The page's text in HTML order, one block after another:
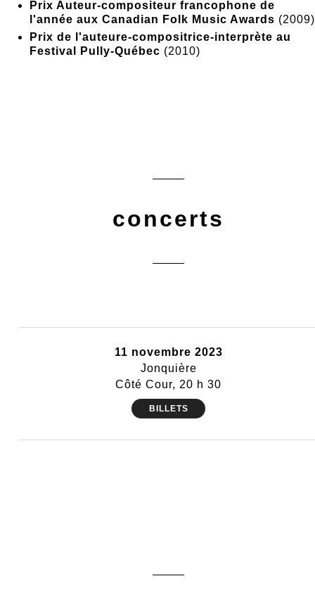
Prix Auteur-compositeur francophone de
l'année aux Canadian Folk Music Awards (2009)
Prix de l'auteure-compositrice-interprète au
Festival Pully-Québec (2010)
concerts
11 novembre 2023
Jonquière
Côté Cour, 20 h 30
BILLETS